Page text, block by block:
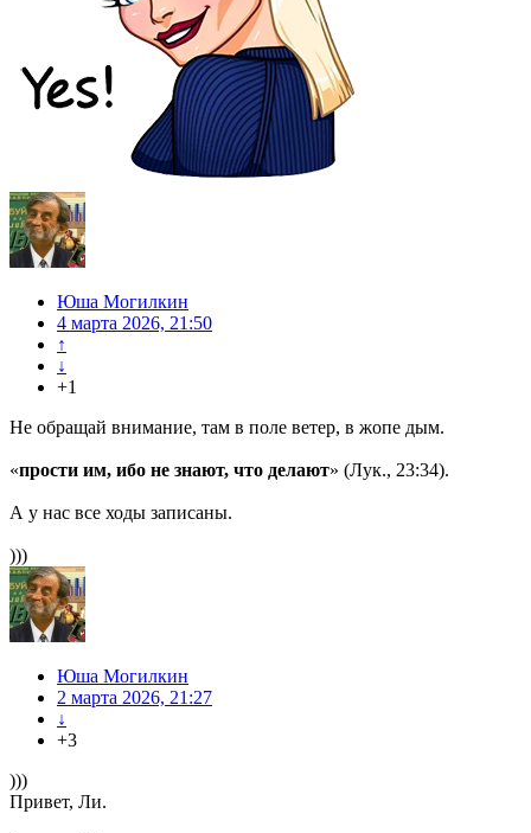
Юша Могилкин
4 марта 2026, 21:50
↑
↓
+1
Не обращай внимание, там в поле ветер, в жопе дым.
«прости им, ибо не знают, что делают» (Лук., 23:34).
А у нас все ходы записаны.
)))
Юша Могилкин
2 марта 2026, 21:27
↓
+3
)))
Привет, Ли.